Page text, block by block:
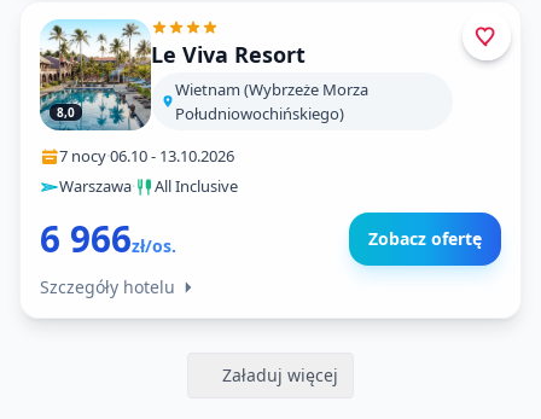
8,0
Le Viva Resort
Wietnam (Wybrzeże Morza
Południowochińskiego)
7 nocy·06.10- 13.10.2026
Warszawa· All Inclusive
6 966zł/os. Zobacz ofertę
Szczegóły hotelu
Załaduj więcej